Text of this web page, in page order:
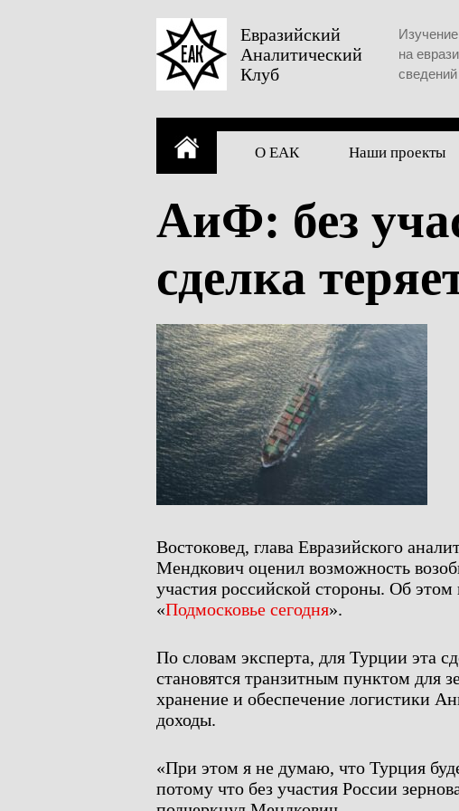
Евразийский
Аналитический
Клуб
на
О ЕАК Наши проекты
АиФ: без
сделка
Востоковед, глава Евразийского
Мендкович оценил возможность
участия российской стороны. Об
«Подмосковье сегодня».
По словам эксперта, для Турции эта
становятся транзитным пунктом для
хранение и обеспечение логистики
доходы.
«При этом я не думаю, что Турция
потому что без участия России